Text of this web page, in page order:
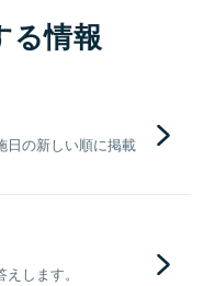
る情報
日の新しい順に掲載
します。